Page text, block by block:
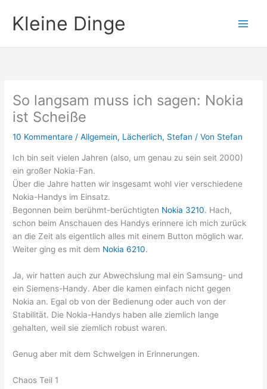
Inhalt
springen
Kleine Dinge
So langsam muss ich sagen: Nokia
ist Scheiße
10 Kommentare /Allgemein, Lächerlich, Stefan / Von Stefan
Ich bin seit vielen Jahren (also, um genau zu sein seit 2000)
ein großer Nokia-Fan.
Über die Jahre hatten wir insgesamt wohl vier verschiedene
Nokia-Handys im Einsatz.
Begonnen beim berühmt-berüchtigten Nokia 3210. Hach,
schon beim Anschauen des Handys erinnere ich mich zurück
an die Zeit als eigentlich alles mit einem Button möglich war.
Weiter ging es mit dem Nokia 6210.
Ja, wir hatten auch zur Abwechslung mal ein Samsung- und
ein Siemens-Handy. Aber die kamen einfach nicht gegen
Nokia an. Egal ob von der Bedienung oder auch von der
Stabilität. Die Nokia-Handys haben alle ziemlich lange
gehalten, weil sie ziemlich robust waren.
Genug aber mit dem Schwelgen in Erinnerungen.
Chaos Teil 1